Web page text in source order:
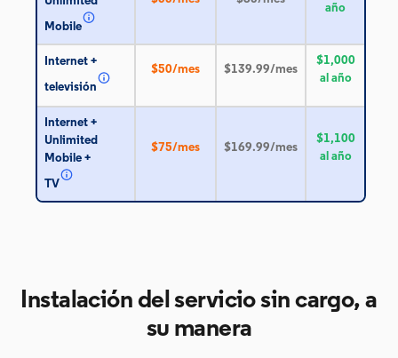
Mobile
año
Internet +
televisión
$50/mes $139.99/mes
$1,000
al año
Internet +
Unlimited
Mobile +
TV
$75/mes $169.99/mes
$1,100
al año
Instalación del servicio sin cargo, a
su manera